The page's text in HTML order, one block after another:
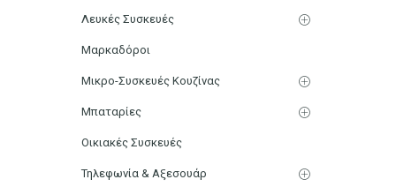
Λευκές Συσκευές
Μαρκαδόροι
Μικρο-Συσκευές Κουζίνας
Μπαταρίες
Οικιακές Συσκευές
Τηλεφωνία & Αξεσουάρ